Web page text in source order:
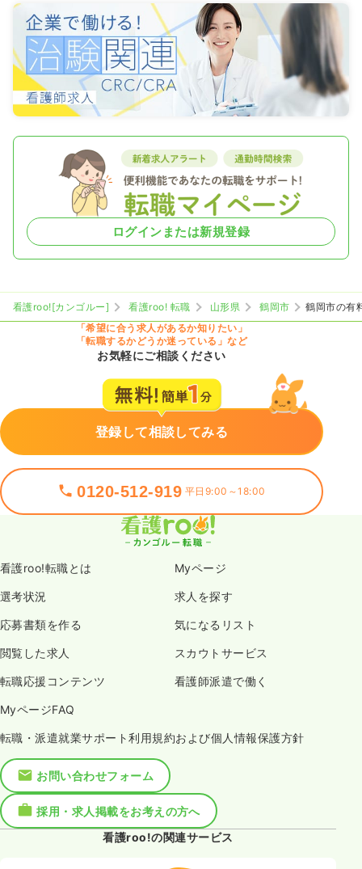
ログインまたは新規登録
看護roo![カンゴルー] 看護roo! 転職 山形県 鶴岡市
鶴岡市の有
「希望に合う求人があるか知りたい」
「転職するかどうか迷っている」など
お気軽にご相談ください
登録して相談してみる
0120-512-919 平日9:00～18:00
看護roo!転職とは Myページ
選考状況 求人を探す
応募書類を作る 気になるリスト
閲覧した求人 スカウトサービス
転職応援コンテンツ 看護師派遣で働く
MyページFAQ
転職・派遣就業サポート利用規約および個人情報保護方針
お問い合わせフォーム
採用・求人掲載をお考えの方へ
看護roo!の関連サービス